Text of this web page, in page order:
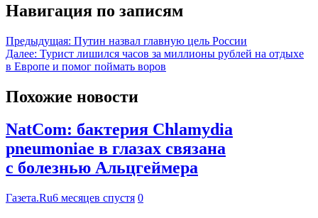
Навигация по записям
Предыдущая: Путин назвал главную цель России
Далее: Турист лишился часов за миллионы рублей на отдыхе
в Европе и помог поймать воров
Похожие новости
NatCom: бактерия Chlamydia
pneumoniae в глазах связана
с болезнью Альцгеймера
Газета.Ru6 месяцев спустя 0